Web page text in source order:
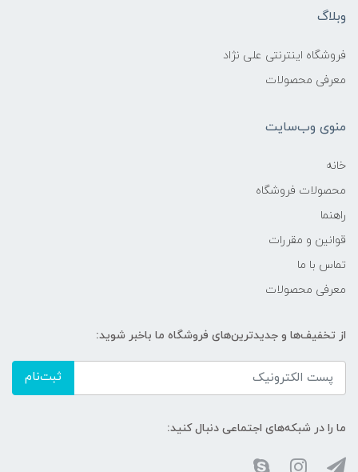
وبلاگ
فروشگاه اینترنتی علی نژاد
معرفی محصولات
منوی وب‌سایت
خانه
محصولات فروشگاه
راهنما
قوانین و مقررات
تماس با ما
معرفی محصولات
از تخفیف‌ها و جدیدترین‌های فروشگاه ما باخبر شوید:
ثبت‌نام
ما را در شبکه‌های اجتماعی دنبال کنید: